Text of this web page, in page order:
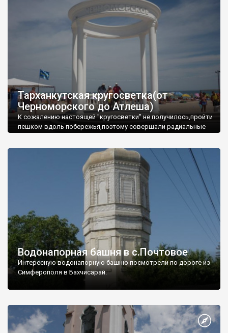
Тарханкутская кругосветка(от
Черноморского до Атлеша)
К сожалению настоящей "кругосветки" не получилось,пройти
пешком вдоль побережья,поэтому совершали радиальные
Водонапорная башня в с.Почтовое
Интересную водонапорную башню посмотрели по дороге из
Симферополя в Бахчисарай.